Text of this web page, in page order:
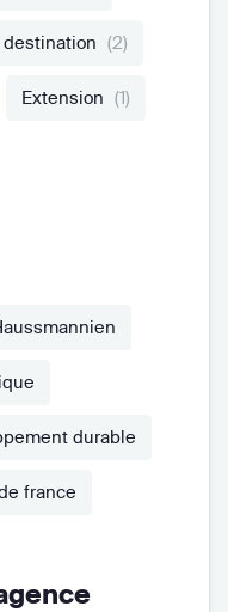
(2)
Extension (1)
durable
france